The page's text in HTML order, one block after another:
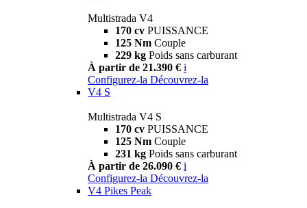
Multistrada V4
170 cv PUISSANCE
125 Nm Couple
229 kg Poids sans carburant
À partir de 21.390 € i
Configurez-la Découvrez-la
V4 S
Multistrada V4 S
170 cv PUISSANCE
125 Nm Couple
231 kg Poids sans carburant
À partir de 26.090 € i
Configurez-la Découvrez-la
V4 Pikes Peak